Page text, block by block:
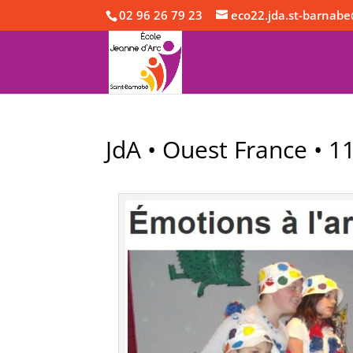
02 96 26 79 23 eco22.jda.st-
JdA • Ouest France •